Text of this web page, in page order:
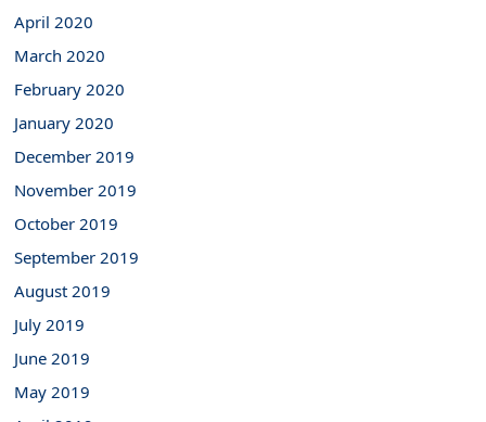
April 2020
March 2020
February 2020
January 2020
December 2019
November 2019
October 2019
September 2019
August 2019
July 2019
June 2019
May 2019